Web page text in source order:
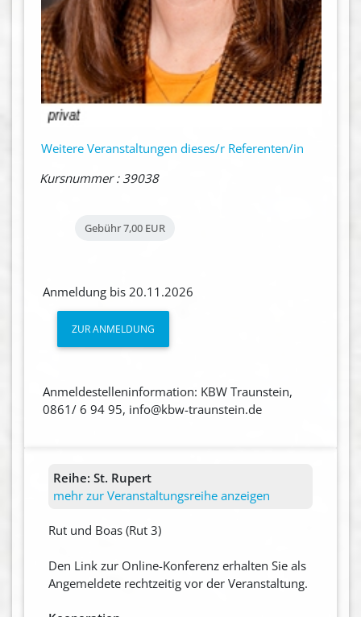
Weitere Veranstaltungen dieses/r Referenten/in
Kursnummer : 39038
Gebühr7,00 EUR
Anmeldung bis 20.11.2026
ZUR ANMELDUNG
Anmeldestelleninformation: KBW Traunstein,
0861/ 6 94 95, info@kbw-traunstein.de
Reihe: St. Rupert
mehr zur Veranstaltungsreihe anzeigen
Rut und Boas (Rut 3)
Den Link zur Online-Konferenz erhalten Sie als
Angemeldete rechtzeitig vor der Veranstaltung.